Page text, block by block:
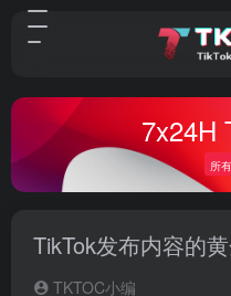
7x24H
所
TikTok发布内容的
TKTOC小编